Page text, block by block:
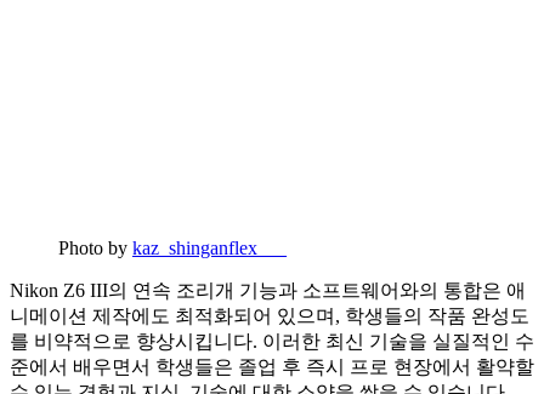
Photo by kaz_shinganflex___
Nikon Z6 III의 연속 조리개 기능과 소프트웨어와의 통합은 애
니메이션 제작에도 최적화되어 있으며, 학생들의 작품 완성도
를 비약적으로 향상시킵니다. 이러한 최신 기술을 실질적인 수
준에서 배우면서 학생들은 졸업 후 즉시 프로 현장에서 활약할